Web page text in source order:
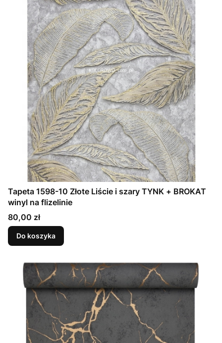
Tapeta 1598-10 Złote Liście i szary TYNK + BROKAT
winyl na flizelinie
Cena
80,00 zł
Do koszyka